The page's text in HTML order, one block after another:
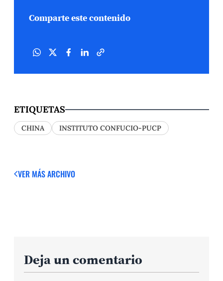
Comparte este contenido
ETIQUETAS
CHINA INSTITUTO CONFUCIO-PUCP
VER MÁSARCHIVO
Deja un comentario